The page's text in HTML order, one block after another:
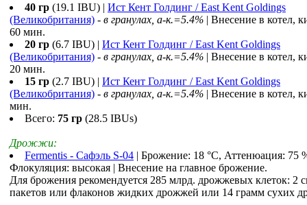
40 гр (19.1 IBU) | Ист Кент Голдинг / East Kent Goldings
(Великобритания) - в гранулах, a-к.=5.4% | Внесение в котел,
60 мин.
20 гр (6.7 IBU) | Ист Кент Голдинг / East Kent Goldings
(Великобритания) - в гранулах, a-к.=5.4% | Внесение в котел,
20 мин.
15 гр (2.7 IBU) | Ист Кент Голдинг / East Kent Goldings
(Великобритания) - в гранулах, a-к.=5.4% | Внесение в котел,
мин.
Всего: 75 гр (28.5 IBUs)
Дрожжи:
Fermentis - Сафэль S-04 | Брожение: 18 °С, Аттенюация: 75
Флокуляция: высокая | Внесение на главное брожение.
Для брожения рекомендуется 285 млрд. дрожжевых клеток: 2
пакетов или флаконов жидких дрожжей или 14 грамм сухих